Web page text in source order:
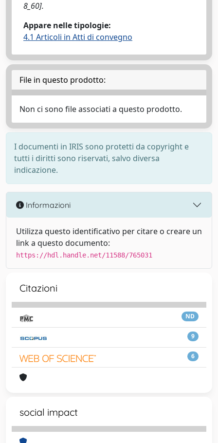
8_60].
Appare nelle tipologie:
4.1 Articoli in Atti di convegno
File in questo prodotto:
Non ci sono file associati a questo prodotto.
I documenti in IRIS sono protetti da copyright e
tutti i diritti sono riservati, salvo diversa
indicazione.
Informazioni
Utilizza questo identificativo per citare o creare un
link a questo documento:
https://hdl.handle.net/11588/765031
Citazioni
ND
9
6
social impact